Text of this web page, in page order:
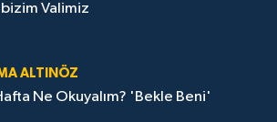
bizim Valimiz
ALTINÖZ
Ne Okuyalım? 'Bekle Beni'